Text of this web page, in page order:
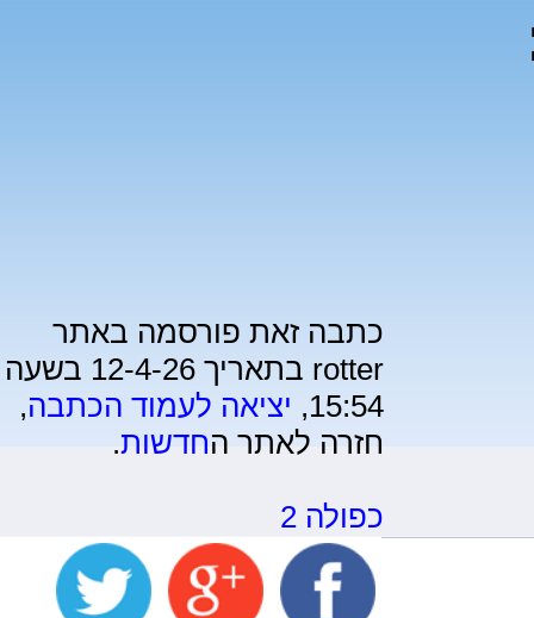
כתבה זאת פורסמה באתר
rotter בתאריך 12-4-26 בשעה
15:54, יציאה לעמוד הכתבה,
חזרה לאתר החדשות.
כפולה 2